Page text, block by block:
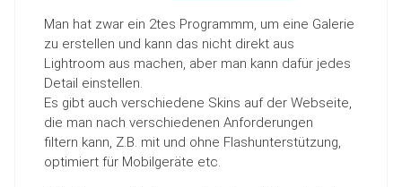
Man hat zwar ein 2tes Programmm, um eine Galerie
zu erstellen und kann das nicht direkt aus
Lightroom aus machen, aber man kann dafür jedes
Detail einstellen.
Es gibt auch verschiedene Skins auf der Webseite,
die man nach verschiedenen Anforderungen
filtern kann, Z.B. mit und ohne Flashunterstützung,
optimiert für Mobilgeräte etc.